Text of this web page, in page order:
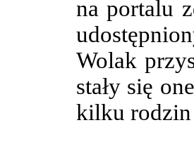
na portalu
Wolak
stały się
kilku rodzin